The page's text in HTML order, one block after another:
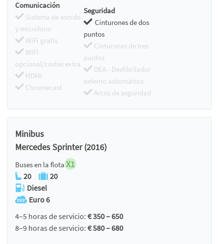
Comunicación
Sistema de sonido
y micrófono
WiFi gratis
WIFI
opcional/costes extra
HDMI
Chromecast
Seguridad
Cinturones de dos
puntos
Cinturones de tres
puntos
DEA - Desfibrilador
externo automático
Arcos de seguridad
Minibus
Mercedes Sprinter (2016)
Buses en la flota X1
20
20
Diesel
Euro 6
4–5 horas de servicio: € 350 – 650
8–9 horas de servicio: € 580 – 680